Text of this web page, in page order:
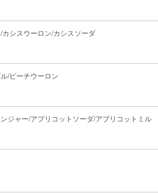
カシスウーロン/カシスソーダ
/ピーチウーロン
ジャー/アプリコットソーダ/アプリコットミル